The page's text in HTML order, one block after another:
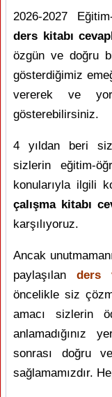
2026-2027
ders kitabı
özgün ve doğru
gösterdiğimiz
vererek ve
gösterebilirsiniz.
4 yıldan beri
sizlerin eğitim-
konularıyla ilgili
çalışma kitabı
karşılıyoruz.
Ancak
paylaşılan ders
öncelikle siz
amacı sizlerin
anlamadığınız
sonrası doğru
sağlamamızdır.